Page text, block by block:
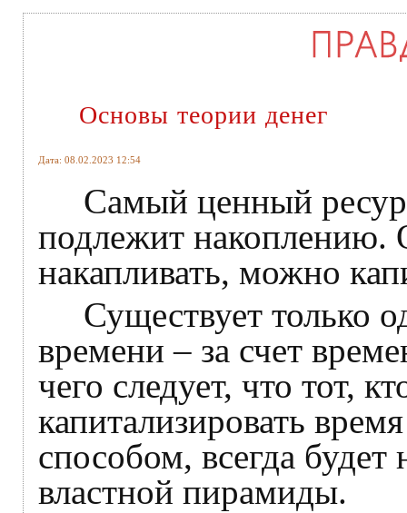
Основы теории денег
Дата: 08.02.2023 12:54
Самый ценный
подлежит накоплению.
накапливать, можно
Существует только
времени – за счет
чего следует, что тот,
капитализировать
способом, всегда
властной пирамиды.